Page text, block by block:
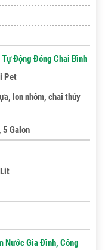
Động Đóng Chai Bình
Pet
lon nhôm, chai thủy
Galon
Nước Gia Đình, Công